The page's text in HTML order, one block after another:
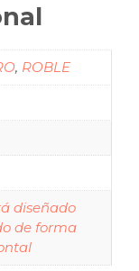
, ROBLE
diseñado
de forma